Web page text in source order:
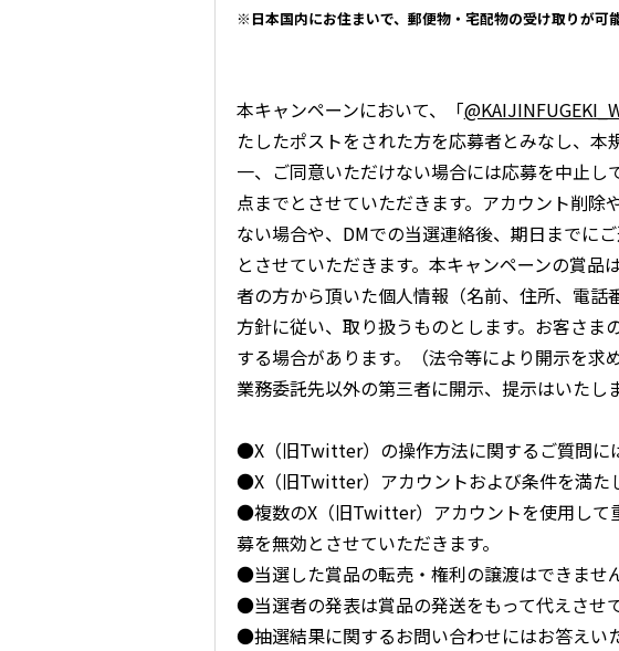
※日本国内にお住まいで、郵便物・宅配物の受け取りが可
本キャンペーンにおいて、「
たしたポストをされた方を応募者とみなし、
一、ご同意いただけない場合には応募を中止
点までとさせていただきます。アカウント削
ない場合や、DMでの当選連絡後、期日までに
とさせていただきます。本キャンペーンの賞
者の方から頂いた個人情報（名前、住所、電
方針に従い、取り扱うものとします。お客さま
する場合があります。（法令等により開示を
業務委託先以外の第三者に開示、提示はいたし
●X（旧Twitter）の操作方法に関するご質問に
●X（旧Twitter）アカウントおよび条件を満た
●複数のX（旧Twitter）アカウントを使用して
募を無効とさせていただきます。
●当選した賞品の転売・権利の譲渡はできませ
●当選者の発表は賞品の発送をもって代えさせ
●抽選結果に関するお問い合わせにはお答えい